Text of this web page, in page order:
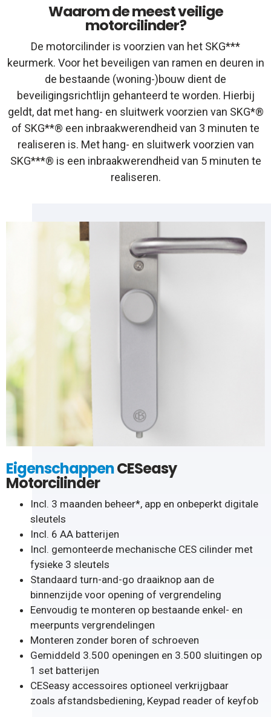
Waarom de meest veilige
motorcilinder?
De motorcilinder is voorzien van het SKG***
keurmerk. Voor het beveiligen van ramen en deuren in
de bestaande (woning-)bouw dient de
beveiligingsrichtlijn gehanteerd te worden. Hierbij
geldt, dat met hang- en sluitwerk voorzien van SKG*®
of SKG**® een inbraakwerendheid van 3 minuten te
realiseren is. Met hang- en sluitwerk voorzien van
SKG***® is een inbraakwerendheid van 5 minuten te
realiseren.
EigenschappenCESeasy
Motorcilinder
Incl. 3 maanden beheer*, app en onbeperkt digitale
sleutels
Incl. 6 AA batterijen
Incl. gemonteerde mechanische CES cilinder met
fysieke 3 sleutels
Standaard turn-and-go draaiknop aan de
binnenzijde voor opening of vergrendeling
Eenvoudig te monteren op bestaande enkel- en
meerpunts vergrendelingen
Monteren zonder boren of schroeven
Gemiddeld 3.500 openingen en 3.500 sluitingen op
1 set batterijen
CESeasy accessoires optioneel verkrijgbaar
zoals afstandsbediening, Keypad reader of keyfob